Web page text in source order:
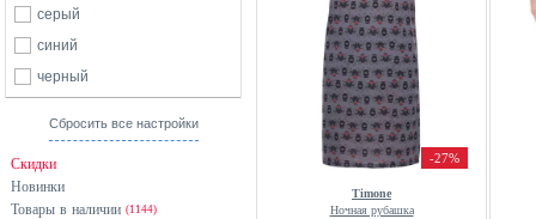
серый
синий
черный
Сбросить все настройки
Скидки
Новинки
Товары в наличии (1144)
-27%
Timone
Ночная рубашка